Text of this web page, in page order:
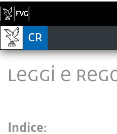
LEGGI E
Indice: